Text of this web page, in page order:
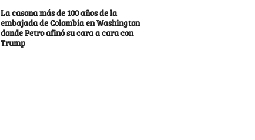
La casona más de 100 años de la
embajada de Colombia en Washington
donde Petro afinó su cara a cara con
Trump